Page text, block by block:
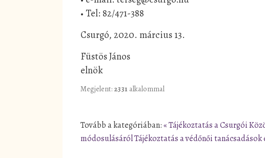
• Tel: 82/471-388
Csurgó, 2020. március 13.
Füstös János
elnök
Megjelent: 2331 alkalommal
Tovább a kategóriában:« Tájékoztatás a Csurgói
módosulásárólTájékoztatás a védőnői